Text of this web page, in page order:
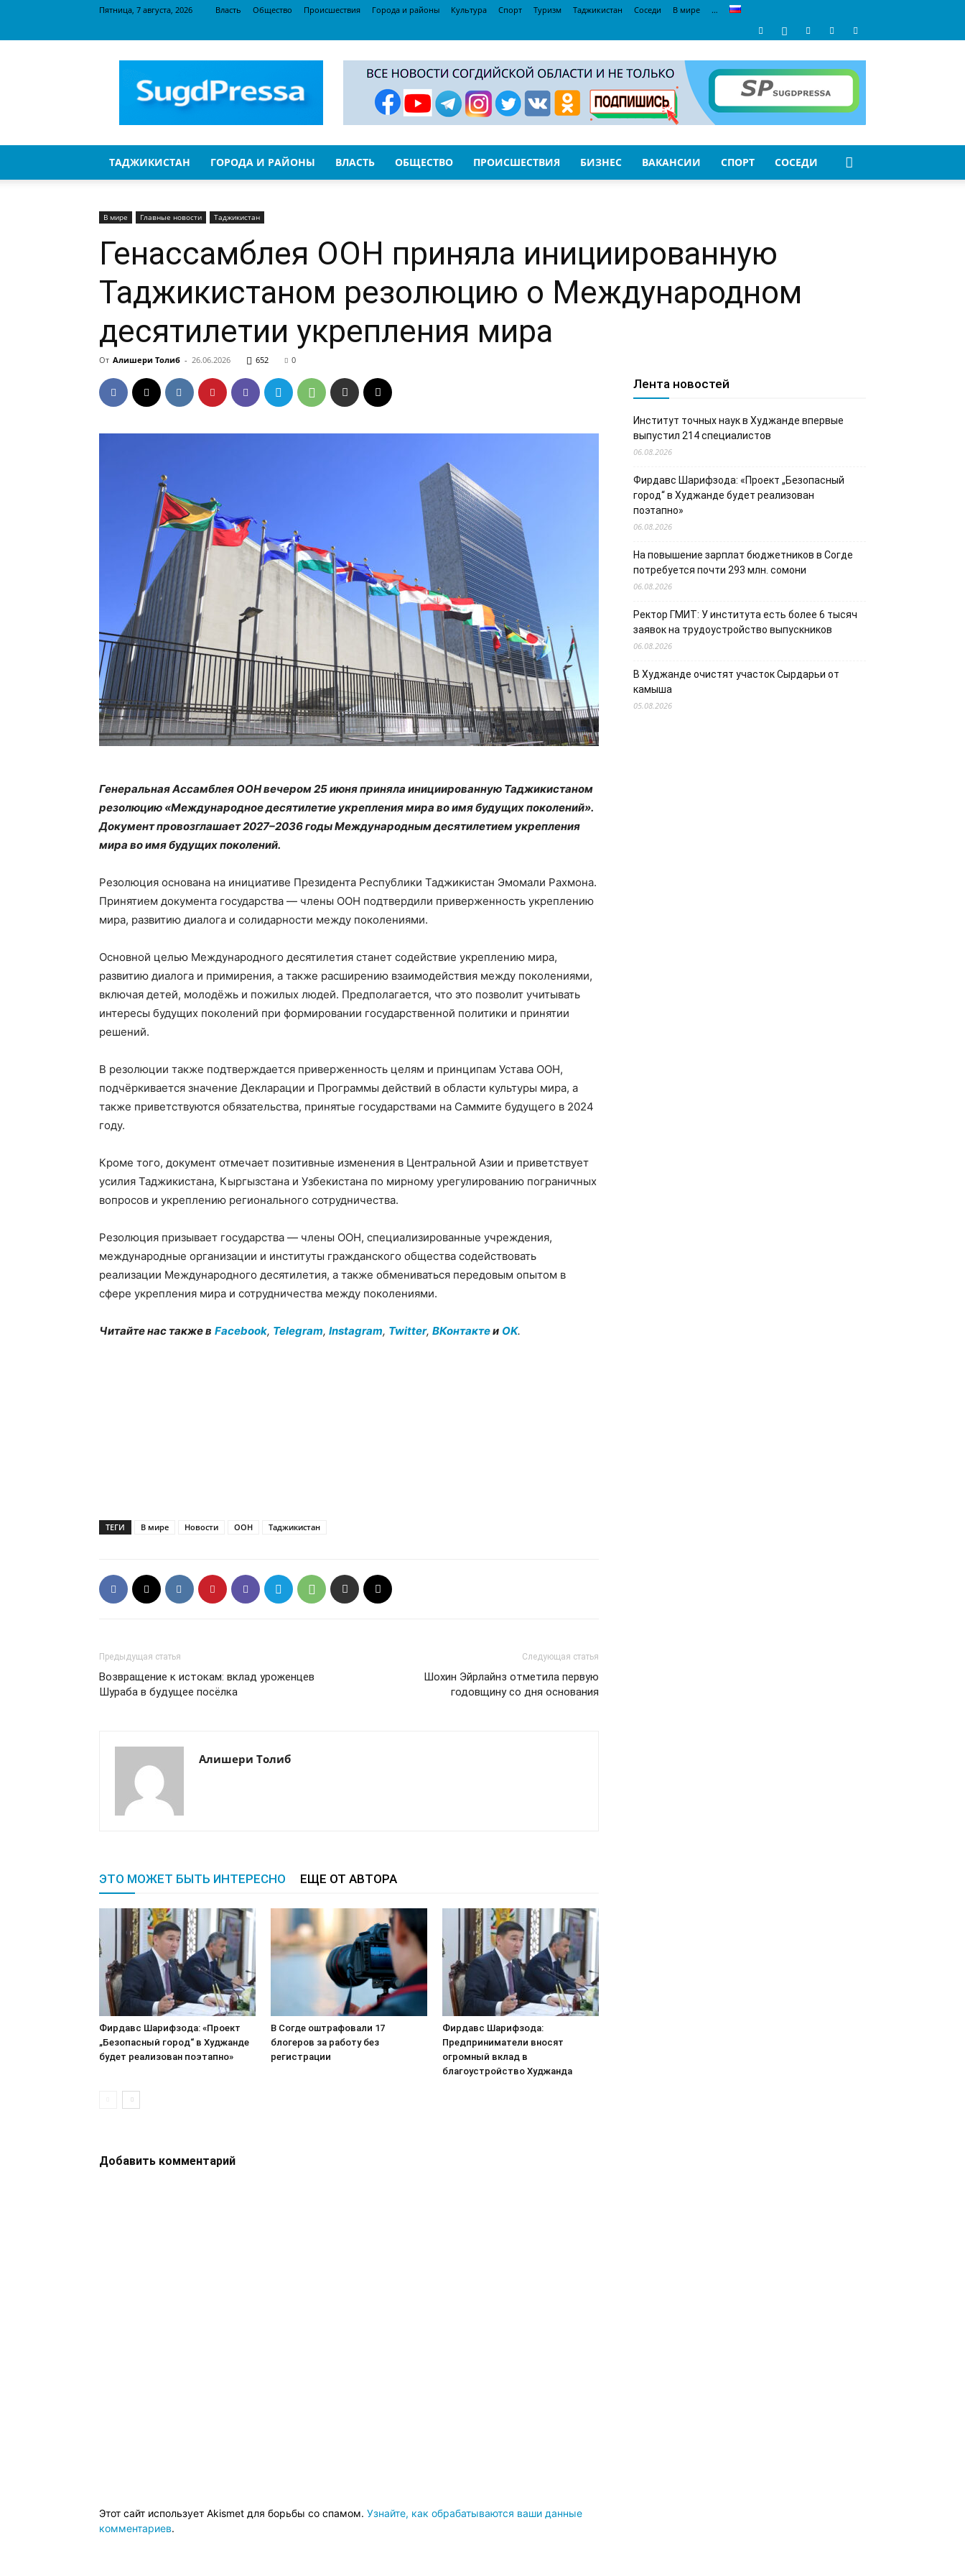
Пятница, 7 августа, 2026 Власть Общество Происшествия Города и районы Культура Спорт Туризм Таджикистан Соседи В мире …
ТАДЖИКИСТАН ГОРОДА И РАЙОНЫ ВЛАСТЬ ОБЩЕСТВО ПРОИСШЕСТВИЯ БИЗНЕС ВАКАНСИИ СПОРТ СОСЕДИ
В мире Главные новости Таджикистан
Генассамблея ООН приняла инициированную
Таджикистаном резолюцию о Международном
десятилетии укрепления мира
От Алишери Толиб - 26.06.2026 652 0
Генеральная Ассамблея ООН вечером 25 июня приняла инициированную Таджикистаном
резолюцию «Международное десятилетие укрепления мира во имя будущих поколений».
Документ провозглашает 2027–2036 годы Международным десятилетием укрепления
мира во имя будущих поколений.
Резолюция основана на инициативе Президента Республики Таджикистан Эмомали Рахмона.
Принятием документа государства — члены ООН подтвердили приверженность укреплению
мира, развитию диалога и солидарности между поколениями.
Основной целью Международного десятилетия станет содействие укреплению мира,
развитию диалога и примирения, а также расширению взаимодействия между поколениями,
включая детей, молодёжь и пожилых людей. Предполагается, что это позволит учитывать
интересы будущих поколений при формировании государственной политики и принятии
решений.
В резолюции также подтверждается приверженность целям и принципам Устава ООН,
подчёркивается значение Декларации и Программы действий в области культуры мира, а
также приветствуются обязательства, принятые государствами на Саммите будущего в 2024
году.
Кроме того, документ отмечает позитивные изменения в Центральной Азии и приветствует
усилия Таджикистана, Кыргызстана и Узбекистана по мирному урегулированию пограничных
вопросов и укреплению регионального сотрудничества.
Резолюция призывает государства — члены ООН, специализированные учреждения,
международные организации и институты гражданского общества содействовать
реализации Международного десятилетия, а также обмениваться передовым опытом в
сфере укрепления мира и сотрудничества между поколениями.
Читайте нас также в Facebook, Telegram, Instagram, Twitter, ВКонтактеи OK.
ТЕГИ В мире Новости ООН Таджикистан
Предыдущая статья
Возвращение к истокам: вклад уроженцев
Шураба в будущее посёлка
Следующая статья
Шохин Эйрлайнз отметила первую
годовщину со дня основания
Алишери Толиб
ЭТО МОЖЕТ БЫТЬ ИНТЕРЕСНО ЕЩЕ ОТ АВТОРА
Фирдавс Шарифзода: «Проект
„Безопасный город“ в Худжанде
будет реализован поэтапно»
В Согде оштрафовали 17
блогеров за работу без
регистрации
Фирдавс Шарифзода:
Предприниматели вносят
огромный вклад в
благоустройство Худжанда
Добавить комментарий
Этот сайт использует Akismet для борьбы со спамом. Узнайте, как обрабатываются ваши данные
комментариев.
Лента новостей
Институт точных наук в Худжанде впервые
выпустил 214 специалистов
06.08.2026
Фирдавс Шарифзода: «Проект „Безопасный
город“ в Худжанде будет реализован
поэтапно»
06.08.2026
На повышение зарплат бюджетников в Согде
потребуется почти 293 млн. сомони
06.08.2026
Ректор ГМИТ: У института есть более 6 тысяч
заявок на трудоустройство выпускников
06.08.2026
В Худжанде очистят участок Сырдарьи от
камыша
05.08.2026